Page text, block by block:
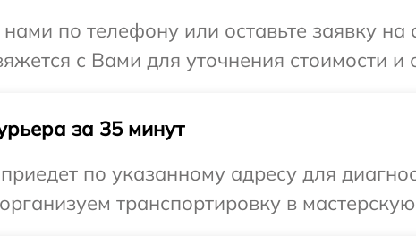
по телефону или оставьте заявку
с Вами для уточнения стоимости
за 35 минут
по указанному адресу для
транспортировку в